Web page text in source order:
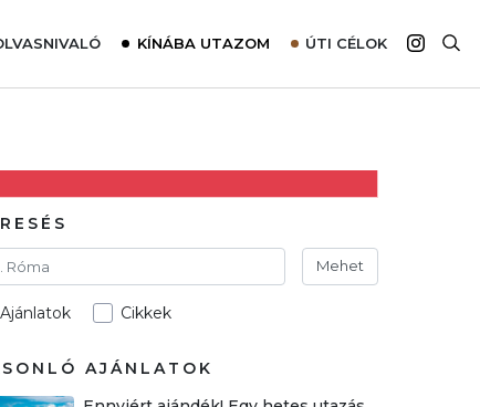
Utazómajom – CitySIM kártya a világutazóknak
Élménybeszámolók
Szállodalátogatás
Sajtómegjelenések
KÍNÁBA UTAZOM ÚTI CÉLOK
Afrika
Mehet
Ajánlatok Cikkek
AJÁNLATOK